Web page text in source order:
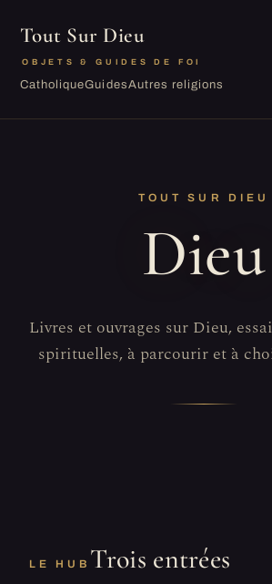
Tout Sur Dieu
OBJETS & GUIDES DE FOI
CatholiqueGuidesAutres religions
TOUT SUR DIEU
Dieu
Livres et ouvrages sur Dieu,
spirituelles, à parcourir et à
LE HUB Trois entrées